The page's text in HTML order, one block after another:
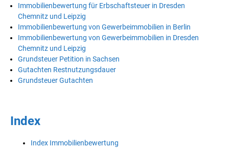
Immobilienbewertung für Erbschaftsteuer in Dresden
Chemnitz und Leipzig
Immobilienbewertung von Gewerbeimmobilien in Berlin
Immobilienbewertung von Gewerbeimmobilien in Dresden
Chemnitz und Leipzig
Grundsteuer Petition in Sachsen
Gutachten Restnutzungsdauer
Grundsteuer Gutachten
Index
Index Immobilienbewertung